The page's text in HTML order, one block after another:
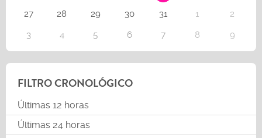
27
28 29 30 31 1
2
3
4 5 6 7 8 9
FILTRO CRONOLÓGICO
Últimas 12 horas
Últimas 24 horas